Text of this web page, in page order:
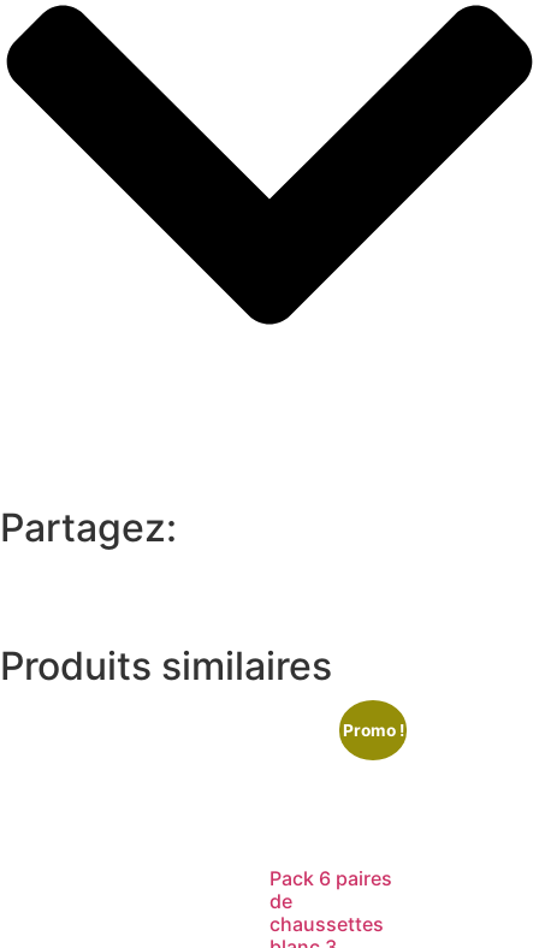
Partagez:
Produits similaires
Promo !
Pack 6 paires
de
chaussettes